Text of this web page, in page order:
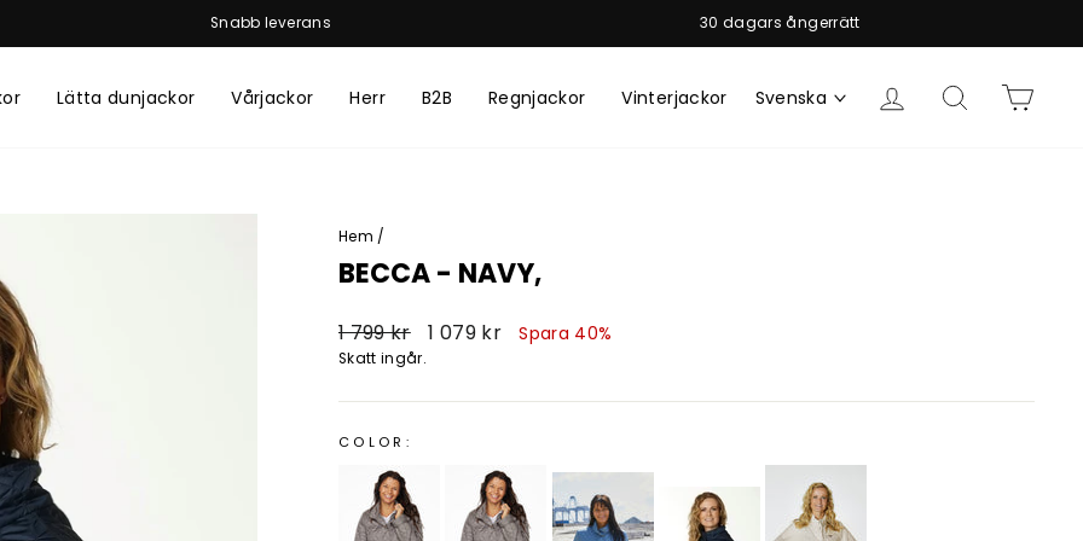
Pausa
Snabb leverans 30 dagars ångerrätt
Lätta dunjackor Vårjackor Herr B2B Regnjackor Vinterjackor Svenska Logga in
Hem /
BECCA - NAVY,
Vanligt
pris
1 799 kr Försäljningspris
1 079 kr Spara 40%
Skatt ingår.
COLOR: